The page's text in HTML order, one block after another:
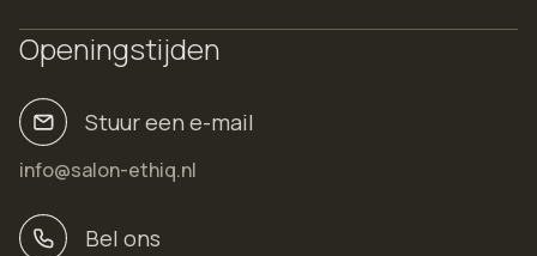
Openingstijden
Stuur een e-mail
info@salon-ethiq.nl
Bel ons